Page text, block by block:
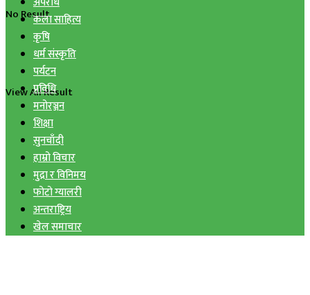
No Result
View All Result
कला साहित्य
कृषि
धर्म संस्कृति
पर्यटन
प्रविधि
मनोरञ्जन
शिक्षा
सुनचाँदी
हाम्रो विचार
मुद्रा र विनिमय
फोटो ग्यालरी
अन्तराष्ट्रिय
खेल समाचार